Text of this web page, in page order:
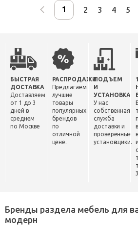
2 3 4 5
БЫСТРАЯ
ДОСТАВКА
Доставляем
от 1 до 3
дней в
среднем
по Москве
РАСПРОДАЖИ
Предлагаем
лучшие
товары
популярных
брендов
по
отличной
цене.
ПОДЪЕМ
И
УСТАНОВКА
У нас
собственная
служба
доставки и
проверенные
установщики.
Бренды раздела мебель для
модерн